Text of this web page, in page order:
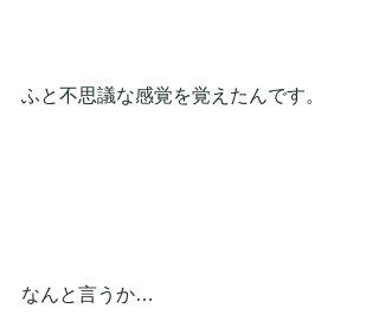
ふと不思議な感覚を覚えたんです。
なんと言うか…